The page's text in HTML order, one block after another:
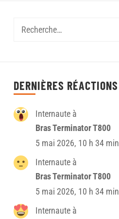
DERNIÈRES RÉACTIONS
Internaute à
Bras Terminator T800
5 mai 2026, 10 h 34 min
Internaute à
Bras Terminator T800
5 mai 2026, 10 h 34 min
Internaute à